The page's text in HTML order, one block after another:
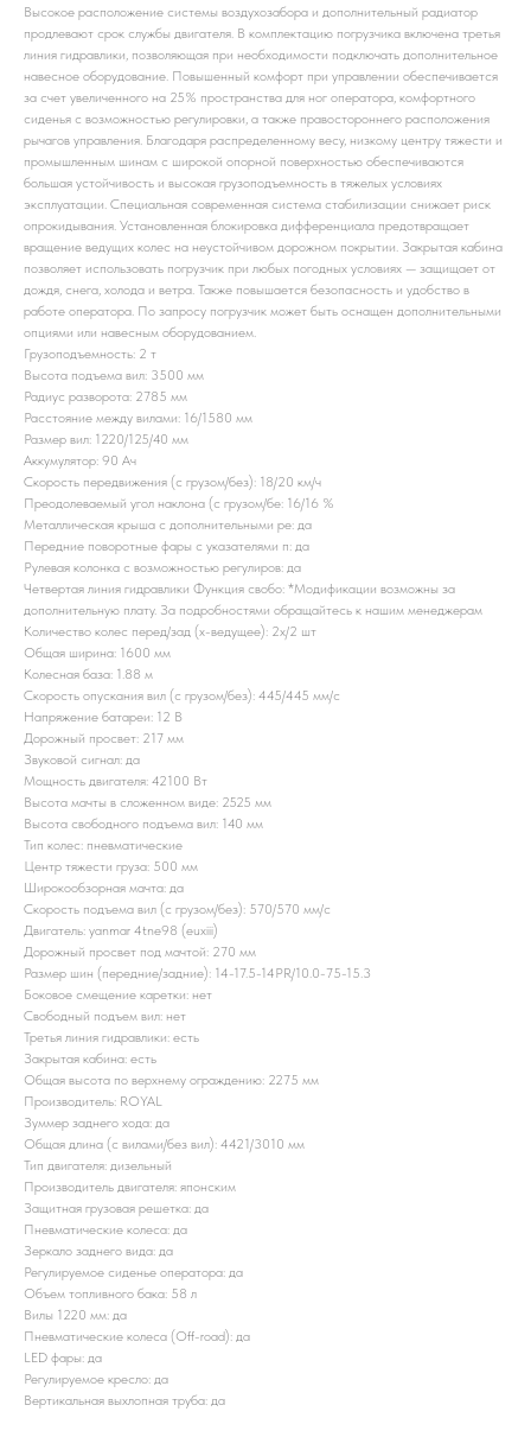
Высокое расположение системы воздухозабора и дополнительный радиатор
продлевают срок службы двигателя. В комплектацию погрузчика включена третья
линия гидравлики, позволяющая при необходимости подключать дополнительное
навесное оборудование. Повышенный комфорт при управлении обеспечивается
за счет увеличенного на 25% пространства для ног оператора, комфортного
сиденья с возможностью регулировки, а также правостороннего расположения
рычагов управления. Благодаря распределенному весу, низкому центру тяжести и
промышленным шинам с широкой опорной поверхностью обеспечиваются
большая устойчивость и высокая грузоподъемность в тяжелых условиях
эксплуатации. Специальная современная система стабилизации снижает риск
опрокидывания. Установленная блокировка дифференциала предотвращает
вращение ведущих колес на неустойчивом дорожном покрытии. Закрытая кабина
позволяет использовать погрузчик при любых погодных условиях — защищает от
дождя, снега, холода и ветра. Также повышается безопасность и удобство в
работе оператора. По запросу погрузчик может быть оснащен дополнительными
опциями или навесным оборудованием.
Грузоподъемность: 2 т
Высота подъема вил: 3500 мм
Радиус разворота: 2785 мм
Расстояние между вилами: 16/1580 мм
Размер вил: 1220/125/40 мм
Аккумулятор: 90 Ач
Скорость передвижения (с грузом/без): 18/20 км/ч
Преодолеваемый угол наклона (с грузом/бе: 16/16 %
Металлическая крыша с дополнительными ре: да
Передние поворотные фары с указателями п: да
Рулевая колонка с возможностью регулиров: да
Четвертая линия гидравлики Функция свобо: *Модификации возможны за
дополнительную плату. За подробностями обращайтесь к нашим менеджерам
Количество колес перед/зад (x-ведущее): 2x/2 шт
Общая ширина: 1600 мм
Колесная база: 1.88 м
Скорость опускания вил (с грузом/без): 445/445 мм/с
Напряжение батареи: 12 B
Дорожный просвет: 217 мм
Звуковой сигнал: да
Мощность двигателя: 42100 Вт
Высота мачты в сложенном виде: 2525 мм
Высота свободного подъема вил: 140 мм
Тип колес: пневматические
Центр тяжести груза: 500 мм
Широкообзорная мачта: да
Скорость подъема вил (с грузом/без): 570/570 мм/с
Двигатель: yanmar 4tne98 (euxiii)
Дорожный просвет под мачтой: 270 мм
Размер шин (передние/задние): 14-17.5-14PR/10.0-75-15.3
Боковое смещение каретки: нет
Свободный подъем вил: нет
Третья линия гидравлики: есть
Закрытая кабина: есть
Общая высота по верхнему ограждению: 2275 мм
Производитель: ROYAL
Зуммер заднего хода: да
Общая длина (с вилами/без вил): 4421/3010 мм
Тип двигателя: дизельный
Производитель двигателя: японским
Защитная грузовая решетка: да
Пневматические колеса: да
Зеркало заднего вида: да
Регулируемое сиденье оператора: да
Объем топливного бака: 58 л
Вилы 1220 мм: да
Пневматические колеса (Off-road): да
LED фары: да
Регулируемое кресло: да
Вертикальная выхлопная труба: да